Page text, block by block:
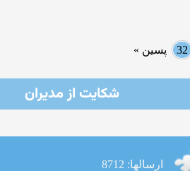
32 پسین »
شکایت از مدیران
ارسالها: 8712